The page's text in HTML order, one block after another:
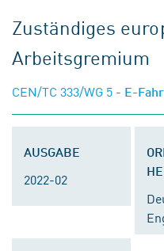
Zuständiges
Arbeitsgremium
CEN/TC 333/WG 5 - E-
AUSGABE
2022-02
HE